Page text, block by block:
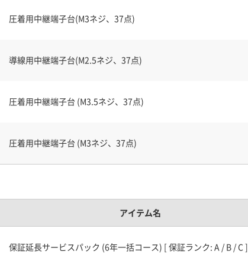
圧着用中継端子台(M3ネジ、37点)
導線用中継端子台(M2.5ネジ、37点)
圧着用中継端子台 (M3.5ネジ、37点)
圧着用中継端子台 (M3ネジ、37点)
アイテム名
保証延長サービスパック (6年一括コース) [ 保証ランク: A / B / C ]